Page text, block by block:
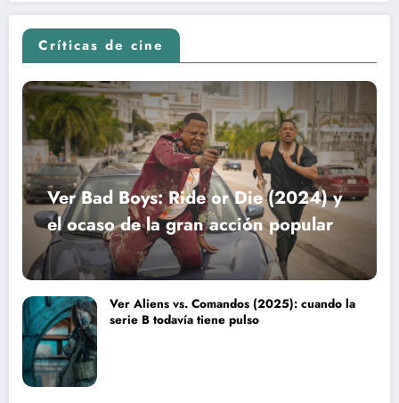
Críticas de cine
Ver Bad Boys: Ride or Die (2024) y
el ocaso de la gran acción popular
Ver Aliens vs. Comandos (2025): cuando la
serie B todavía tiene pulso